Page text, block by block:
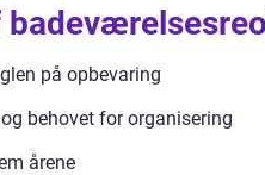
på opbevaring
behovet for organisering
årene